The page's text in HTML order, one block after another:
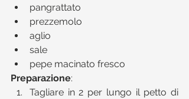
pangrattato
prezzemolo
aglio
sale
pepe macinato fresco
Preparazione:
Tagliare in 2 per lungo il petto di